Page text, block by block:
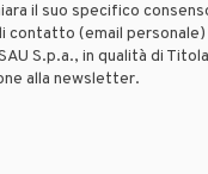
il suo specifico
contatto (email personale)
S.p.a., in qualità di
alla newsletter.